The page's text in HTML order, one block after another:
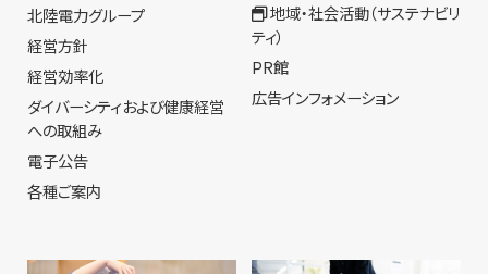
北陸電力グループ
経営方針
経営効率化
ダイバーシティおよび健康経営
への取組み
電子公告
各種ご案内
地域・社会活動（サステナビリ
ティ）
PR館
広告インフォメーション